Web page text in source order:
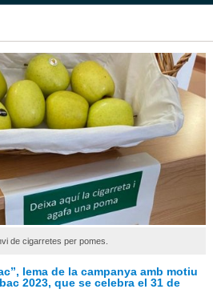
de cigarretes per pomes.
lema de la campanya amb motiu
2023, que se celebra el 31 de